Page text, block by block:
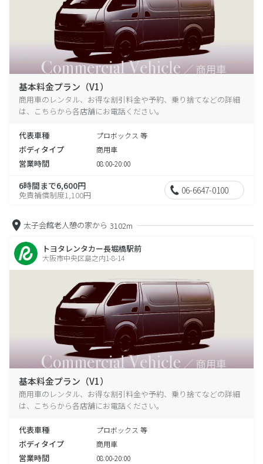
基本料金プラン（V1）
商用車のレンタル、お得な割引料金や予約、乗り捨てなどの詳細
は、こちらから各店舗にお電話ください。
代表車種 プロボックス 等
ボディタイプ 商用車
営業時間 08:00-20:00
6時間まで6,600円
免責補償制度1,100円 06-6647-0100
太子会館老人憩の家から 3102m
トヨタレンタカー長堀橋駅前
大阪市中央区島之内1-8-14
基本料金プラン（V1）
商用車のレンタル、お得な割引料金や予約、乗り捨てなどの詳細
は、こちらから各店舗にお電話ください。
代表車種 プロボックス 等
ボディタイプ 商用車
営業時間 08:00-20:00